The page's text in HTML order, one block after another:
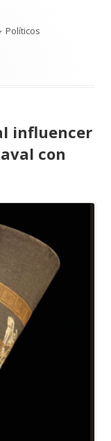
Categorías
Políticos
influencer
con